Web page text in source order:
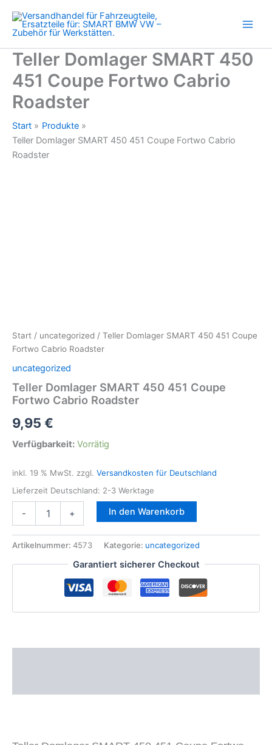
Inhalt
springen
Teller Domlager SMART 450
451 Coupe Fortwo Cabrio
Roadster
Start
Produkte
Teller Domlager SMART 450 451 Coupe Fortwo Cabrio
Roadster
Start / uncategorized / Teller Domlager SMART 450 451 Coupe
Fortwo Cabrio Roadster
uncategorized
Teller Domlager SMART 450 451 Coupe
Fortwo Cabrio Roadster
9,95 €
Verfügbarkeit: Vorrätig
inkl. 19 % MwSt. zzgl. Versandkosten für Deutschland
Lieferzeit Deutschland: 2-3 Werktage
-
Domlager
450
Coupe
Menge
+ In den Warenkorb
Artikelnummer: 4573 Kategorie: uncategorized
Garantiert sicherer Checkout
Fortwo
Cabrio
Roadster
Menge